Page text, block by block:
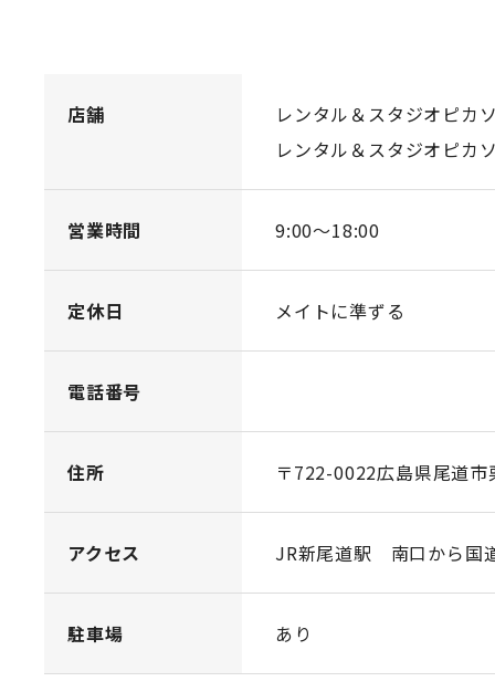
店舗
レンタル＆スタジオピ
レンタル＆スタジオピ
営業時間 9:00〜18:00
定休日 メイトに準ずる
電話番号
住所 〒722-0022広島県尾道
アクセス JR新尾道駅 南口から国
駐車場 あり